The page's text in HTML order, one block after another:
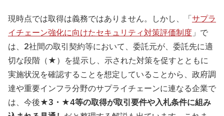
現時点では取得は義務ではありません。しかし、「サプラ
イチェーン強化に向けたセキュリティ対策評価制度」で
は、2社間の取引契約等において、委託元が、委託先に適
切な段階（★）を提示し、示された対策を促すとともに
実施状況を確認することを想定していることから、政府調
達や重要インフラ分野のサプライチェーンに連なる企業で
は、今後★3・★4等の取得が取引要件や入札条件に組み